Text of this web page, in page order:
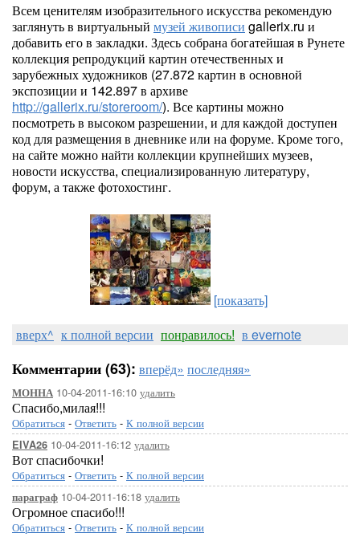
Всем ценителям изобразительного искусства рекомендую
заглянуть в виртуальный музей живописи gallerix.ru и
добавить его в закладки. Здесь собрана богатейшая в Рунете
коллекция репродукций картин отечественных и
зарубежных художников (27.872 картин в основной
экспозиции и 142.897 в архиве
http://gallerix.ru/storeroom/). Все картины можно
посмотреть в высоком разрешении, и для каждой доступен
код для размещения в дневнике или на форуме. Кроме того,
на сайте можно найти коллекции крупнейших музеев,
новости искусства, специализированную литературу,
форум, а также фотохостинг.
[показать]
вверх^ к полной версии понравилось! в evernote
Комментарии (63): вперёд» последняя»
МОННА 10-04-2011-16:10 удалить
Спасибо,милая!!!
Обратиться - Ответить - К полной версии
EIVA26 10-04-2011-16:12 удалить
Вот спасибочки!
Обратиться - Ответить - К полной версии
параграф 10-04-2011-16:18 удалить
Огромное спасибо!!!
Обратиться - Ответить - К полной версии